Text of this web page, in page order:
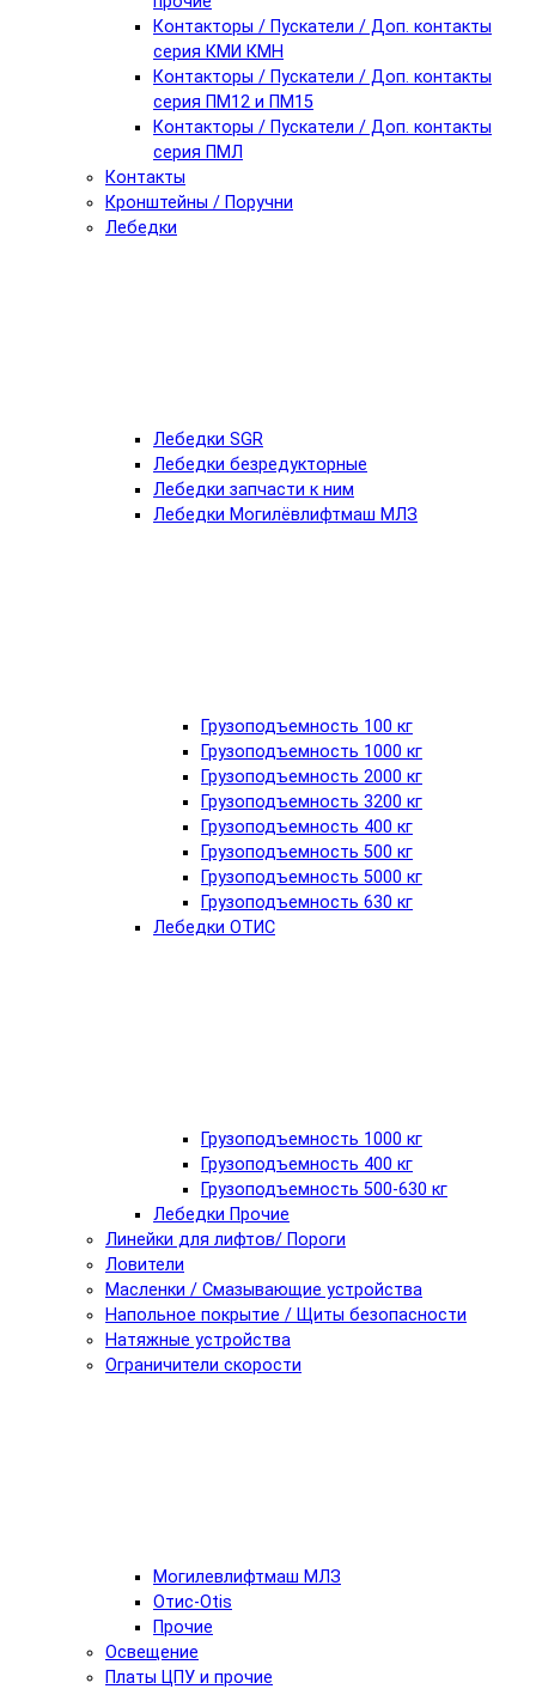
Контакторы / Пускатели / Доп. контакты
серия КМИ КМН
Контакторы / Пускатели / Доп. контакты
серия ПМ12 и ПМ15
Контакторы / Пускатели / Доп. контакты
серия ПМЛ
Контакты
Кронштейны / Поручни
Лебедки
Лебедки SGR
Лебедки безредукторные
Лебедки запчасти к ним
Лебедки Могилёвлифтмаш МЛЗ
Грузоподъемность 100 кг
Грузоподъемность 1000 кг
Грузоподъемность 2000 кг
Грузоподъемность 3200 кг
Грузоподъемность 400 кг
Грузоподъемность 500 кг
Грузоподъемность 5000 кг
Грузоподъемность 630 кг
Лебедки ОТИС
Грузоподъемность 1000 кг
Грузоподъемность 400 кг
Грузоподъемность 500-630 кг
Лебедки Прочие
Линейки для лифтов/ Пороги
Ловители
Масленки / Смазывающие устройства
Напольное покрытие / Щиты безопасности
Натяжные устройства
Ограничители скорости
Могилевлифтмаш МЛЗ
Отис-Otis
Прочие
Освещение
Платы ЦПУ и прочие